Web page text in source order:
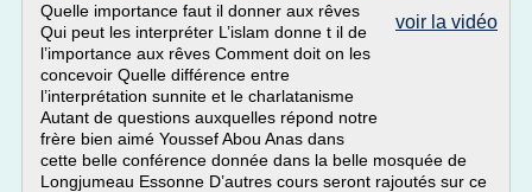
voir la vidéo
Quelle importance faut il donner aux rêves
Qui peut les interpréter L’islam donne t il de
l’importance aux rêves Comment doit on les
concevoir Quelle différence entre
l’interprétation sunnite et le charlatanisme
Autant de questions auxquelles répond notre
frère bien aimé Youssef Abou Anas dans
cette belle conférence donnée dans la belle mosquée de
Longjumeau Essonne D’autres cours seront rajoutés sur ce